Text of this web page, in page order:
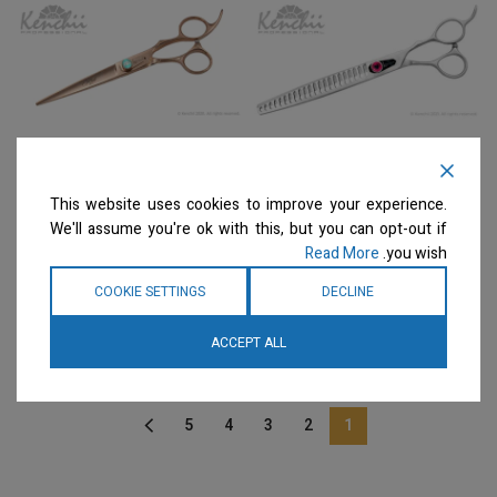
Kenchii – מספרי צ'אנקרס
22 שיניים "Love™ | 22-
tooth Blender – 8.0
מספריים
המחיר ייחשף רק לבעלי
מספרות רשומיםצרו קשר
Kenchii – מספריים ישרות
Rosé™ | 7.0" Shears
מספרות רשומיםצרו קשר
למידע נוסף
1
2
3
4
5
This website uses cookies to improve your experience.
We'll assume you're ok with this, but you can opt-out if
you wish.
Read More
DECLINE
COOKIE SETTINGS
ACCEPT ALL